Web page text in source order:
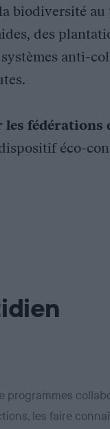
biodiversité au
des
anti-
les fédérations
éco-
programmes
les faire